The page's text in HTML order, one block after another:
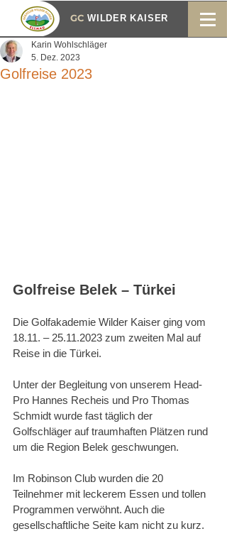
WILDER KAISER
GC
Golfreise 2023
Karin Wohlschläger
5. Dez. 2023
Golfreise Belek – Türkei
Die Golfakademie Wilder Kaiser ging vom
18.11. – 25.11.2023 zum zweiten Mal auf
Reise in die Türkei.
Unter der Begleitung von unserem Head-
Pro Hannes Recheis und Pro Thomas
Schmidt wurde fast täglich der
Golfschläger auf traumhaften Plätzen rund
um die Region Belek geschwungen.
Im Robinson Club wurden die 20
Teilnehmer mit leckerem Essen und tollen
Programmen verwöhnt. Auch die
gesellschaftliche Seite kam nicht zu kurz.